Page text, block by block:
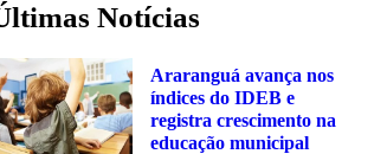
Notícias
Araranguá avança nos
índices do IDEB e
registra crescimento na
educação municipal